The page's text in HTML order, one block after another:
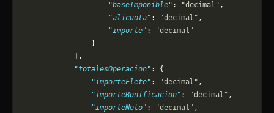
                    "baseImponible"
: "decimal" ,
                    "alicuota"
: "decimal" ,
                    "importe"
:
"decimal"
                }
            ],
            "totalesOperacion"
: {
                "importeFlete"
: "decimal" ,
                "importeBonificacion"
: "decimal" ,
                "importeNeto"
: "decimal" ,